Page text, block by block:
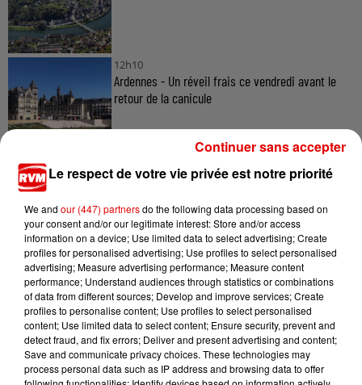
12h10
Ardennes - Un réveil frais ce vendredi avant le
retour de la canicule
10h17
monde, fête ses 18 ans
7h56
Ardennes - Un feu débute le long d'une route
départementale dans...
Le respect de votre vie privée est notre priorité
We and our (447) partnersdo the following data processing based on
your consent and/or our legitimate interest: Store and/or access
information on a device; Use limited data to select advertising; Create
profiles for personalised advertising; Use profiles to select personalised
advertising; Measure advertising performance; Measure content
performance; Understand audiences through statistics or combinations
of data from different sources; Develop and improve services; Create
profiles to personalise content; Use profiles to select personalised
content; Use limited data to select content; Ensure security, prevent and
detect fraud, and fix errors; Deliver and present advertising and content;
Save and communicate privacy choices. These technologies may
process personal data such as IP address and browsing data to offer
Continuer sans accepter